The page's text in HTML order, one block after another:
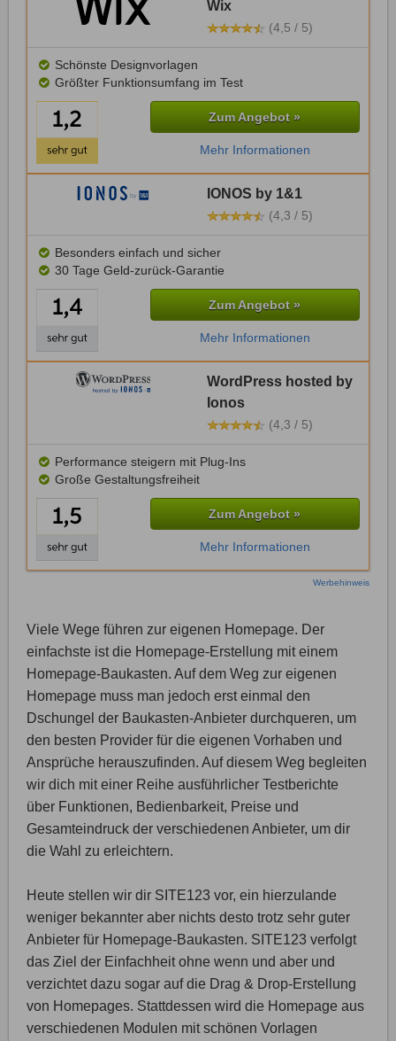
Wix
(4,5 / 5)
Schönste Designvorlagen
Größter Funktionsumfang im Test
Zum Angebot »
Mehr Informationen
IONOS by 1&1
(4,3 / 5)
Besonders einfach und sicher
30 Tage Geld-zurück-Garantie
Zum Angebot »
Mehr Informationen
WordPress hosted by
Ionos
(4,3 / 5)
Performance steigern mit Plug-Ins
Große Gestaltungsfreiheit
Zum Angebot »
Mehr Informationen
Werbehinweis
Viele Wege führen zur eigenen Homepage. Der
einfachste ist die Homepage-Erstellung mit einem
Homepage-Baukasten. Auf dem Weg zur eigenen
Homepage muss man jedoch erst einmal den
Dschungel der Baukasten-Anbieter durchqueren, um
den besten Provider für die eigenen Vorhaben und
Ansprüche herauszufinden. Auf diesem Weg begleiten
wir dich mit einer Reihe ausführlicher Testberichte
über Funktionen, Bedienbarkeit, Preise und
Gesamteindruck der verschiedenen Anbieter, um dir
die Wahl zu erleichtern.
Heute stellen wir dir SITE123 vor, ein hierzulande
weniger bekannter aber nichts desto trotz sehr guter
Anbieter für Homepage-Baukasten. SITE123 verfolgt
das Ziel der Einfachheit ohne wenn und aber und
verzichtet dazu sogar auf die Drag & Drop-Erstellung
von Homepages. Stattdessen wird die Homepage aus
verschiedenen Modulen mit schönen Vorlagen